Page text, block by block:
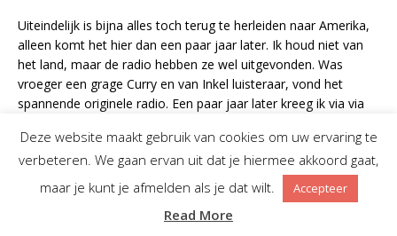
Uiteindelijk is bijna alles toch terug te herleiden naar Amerika,
alleen komt het hier dan een paar jaar later. Ik houd niet van
het land, maar de radio hebben ze wel uitgevonden. Was
vroeger een grage Curry en van Inkel luisteraar, vond het
spannende originele radio. Een paar jaar later kreeg ik via via
groot deel uit de diverse items van Curry en van Inkel. Was
nogal een deceptie, maar ook eye-opener. Geen idee wat er
momenteel radiowise in Amerika wordt uitgevonden, maar als
het toch zo lastig is voor ons om origineel te zijn, zou ik mijn
DJ’s eens een paar weken daar heen sturen met de opdracht:
Deze website maakt gebruik van cookies om uw ervaring te
verbeteren. We gaan ervan uit dat je hiermee akkoord gaat,
maar je kunt je afmelden als je dat wilt.
Accepteer
Read More